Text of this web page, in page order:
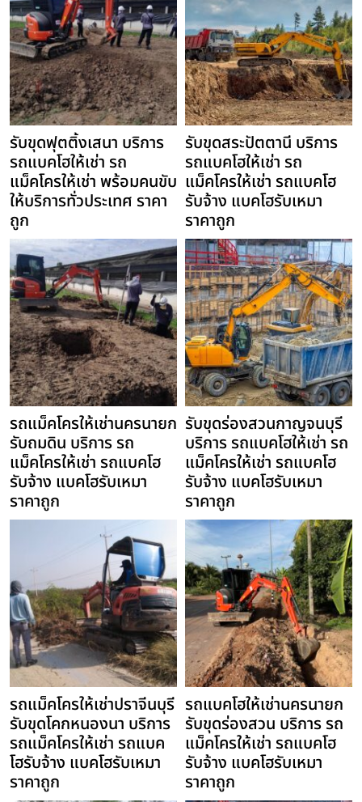
รับขุดฟุตติ้งเสนา บริการ
รถแบคโฮให้เช่า รถ
แม็คโครให้เช่า พร้อมคนขับ
ให้บริการทั่วประเทศ ราคา
ถูก
รับขุดสระปัตตานี บริการ
รถแบคโฮให้เช่า รถ
แม็คโครให้เช่า รถแบคโฮ
รับจ้าง แบคโฮรับเหมา
ราคาถูก
รถแม็คโครให้เช่านครนายก
รับถมดิน บริการ รถ
แม็คโครให้เช่า รถแบคโฮ
รับจ้าง แบคโฮรับเหมา
ราคาถูก
รับขุดร่องสวนกาญจนบุรี
บริการ รถแบคโฮให้เช่า รถ
แม็คโครให้เช่า รถแบคโฮ
รับจ้าง แบคโฮรับเหมา
ราคาถูก
รถแม็คโครให้เช่าปราจีนบุรี
รับขุดโคกหนองนา บริการ
รถแม็คโครให้เช่า รถแบค
โฮรับจ้าง แบคโฮรับเหมา
ราคาถูก
รถแบคโฮให้เช่านครนายก
รับขุดร่องสวน บริการ รถ
แม็คโครให้เช่า รถแบคโฮ
รับจ้าง แบคโฮรับเหมา
ราคาถูก